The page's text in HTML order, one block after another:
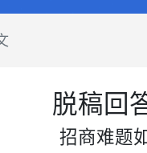
脱稿回
招商难题